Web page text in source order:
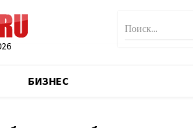
Поиск...
БИЗНЕС